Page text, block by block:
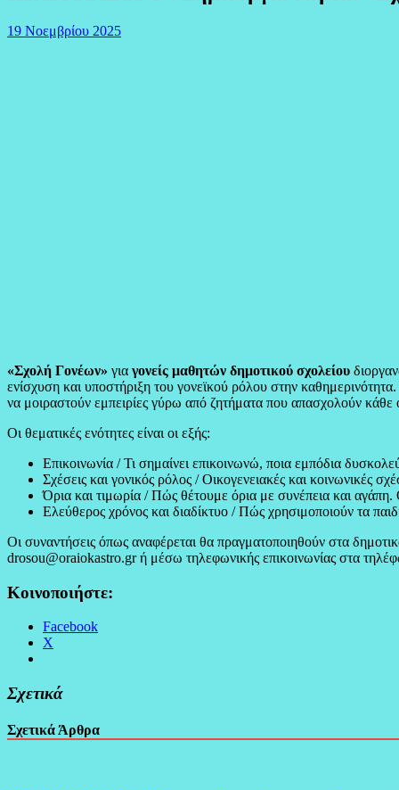
19 Νοεμβρίου 2025
«Σχολή Γονέων» για γονείς μαθητών δημοτικού σχολείου
ενίσχυση και υποστήριξη του γονεϊκού ρόλου στην
να μοιραστούν εμπειρίες γύρω από ζητήματα που απασχολούν κάθε
Οι θεματικές ενότητες είναι οι εξής:
Επικοινωνία / Τι σημαίνει επικοινωνώ, ποια εμπόδια
Σχέσεις και γονικός ρόλος / Οικογενειακές και κοινωνικές
Όρια και τιμωρία / Πώς θέτουμε όρια με συνέπεια και αγάπη.
Ελεύθερος χρόνος και διαδίκτυο / Πώς χρησιμοποιούν τα
Οι συναντήσεις όπως αναφέρεται θα πραγματοποιηθούν στα
drosou@oraiokastro.gr ή μέσω τηλεφωνικής επικοινωνίας στα
Κοινοποιήστε:
Facebook
X
Σχετικά
Σχετικά Άρθρα